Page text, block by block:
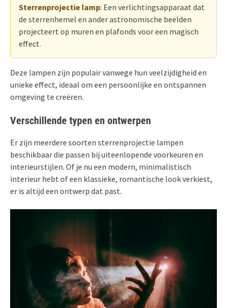
Sterrenprojectie lamp: Een verlichtingsapparaat dat
de sterrenhemel en ander astronomische beelden
projecteert op muren en plafonds voor een magisch
effect.
Deze lampen zijn populair vanwege hun veelzijdigheid en
unieke effect, ideaal om een persoonlijke en ontspannen
omgeving te creëren.
Verschillende typen en ontwerpen
Er zijn meerdere soorten sterrenprojectie lampen
beschikbaar die passen bij uiteenlopende voorkeuren en
interieurstijlen. Of je nu een modern, minimalistisch
interieur hebt of een klassieke, romantische look verkiest,
er is altijd een ontwerp dat past.